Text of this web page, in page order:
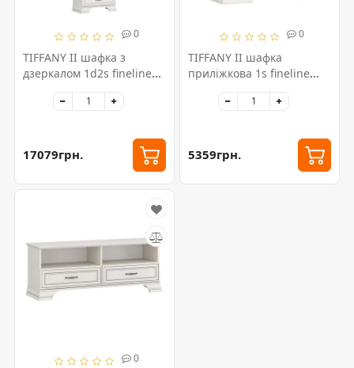
0
TIFFANY II шафка з
дзеркалом 1d2s fineline
17079грн.
0
TIFFANY II шафка
приліжкова 1s fineline
5359грн.
0